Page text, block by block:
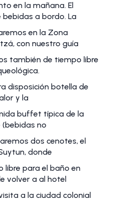
en la mañana. El
a bordo. La
en la Zona
con nuestro guía
también de tiempo libre
disposición botella de
y la
buffet típica de la
(bebidas no
dos cenotes, el
donde
para el baño en
volver a al hotel
a la ciudad colonial